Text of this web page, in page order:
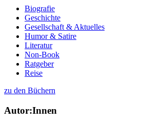
Biografie
Geschichte
Gesellschaft & Aktuelles
Humor & Satire
Literatur
Non-Book
Ratgeber
Reise
zu den Büchern
Autor:Innen